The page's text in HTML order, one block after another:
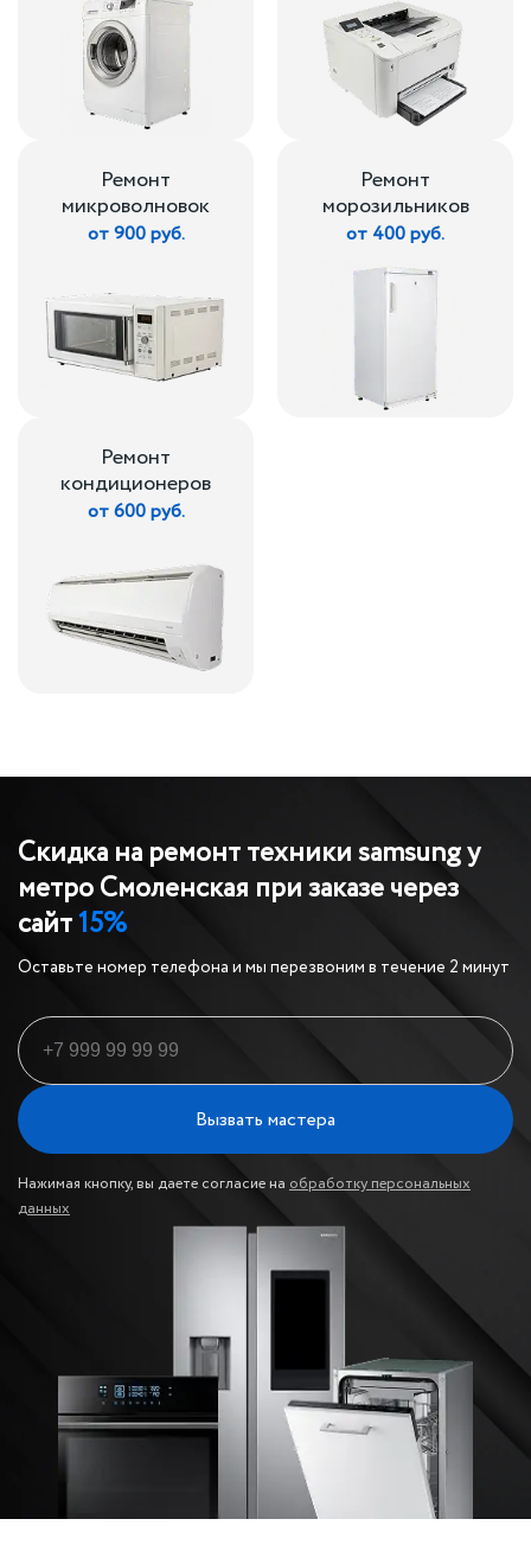
Ремонт
микроволновок
от 900 руб.
Ремонт
морозильников
от 400 руб.
Ремонт
кондиционеров
от 600 руб.
Скидка на ремонт техники samsung у
метро Смоленская при заказе через
сайт15%
Оставьте номер телефона и мы перезвоним в течение 2 минут
Вызвать мастера
Нажимая кнопку, вы даете согласие на обработку персональных
данных